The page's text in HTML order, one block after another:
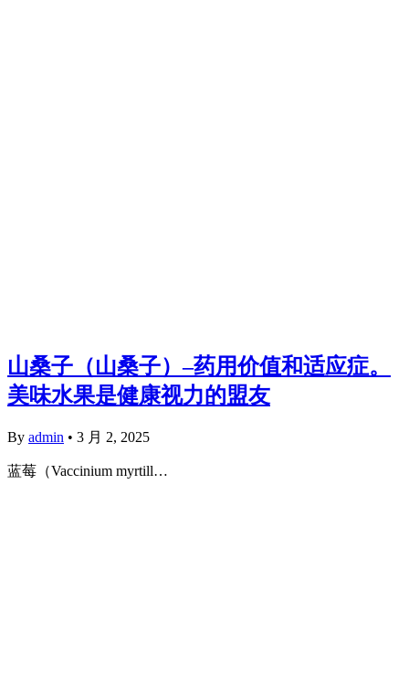
山桑子（山桑子）–药用价值和适应症。
美味水果是健康视力的盟友
By admin • 3 月 2, 2025
蓝莓（Vaccinium myrtill…